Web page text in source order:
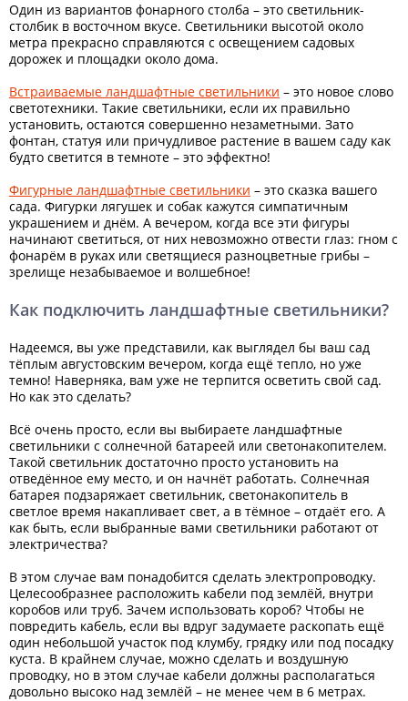
Один из вариантов фонарного столба – это светильник-
столбик в восточном вкусе. Светильники высотой около
метра прекрасно справляются с освещением садовых
дорожек и площадки около дома.
Встраиваемые ландшафтные светильники – это новое слово
светотехники. Такие светильники, если их правильно
установить, остаются совершенно незаметными. Зато
фонтан, статуя или причудливое растение в вашем саду как
будто светится в темноте – это эффектно!
Фигурные ландшафтные светильники – это сказка вашего
сада. Фигурки лягушек и собак кажутся симпатичным
украшением и днём. А вечером, когда все эти фигуры
начинают светиться, от них невозможно отвести глаз: гном с
фонарём в руках или светящиеся разноцветные грибы –
зрелище незабываемое и волшебное!
Как подключить ландшафтные светильники?
Надеемся, вы уже представили, как выглядел бы ваш сад
тёплым августовским вечером, когда ещё тепло, но уже
темно! Наверняка, вам уже не терпится осветить свой сад.
Но как это сделать?
Всё очень просто, если вы выбираете ландшафтные
светильники с солнечной батареей или светонакопителем.
Такой светильник достаточно просто установить на
отведённое ему место, и он начнёт работать. Солнечная
батарея подзаряжает светильник, светонакопитель в
светлое время накапливает свет, а в тёмное – отдаёт его. А
как быть, если выбранные вами светильники работают от
электричества?
В этом случае вам понадобится сделать электропроводку.
Целесообразнее расположить кабели под землёй, внутри
коробов или труб. Зачем использовать короб? Чтобы не
повредить кабель, если вы вдруг задумаете раскопать ещё
один небольшой участок под клумбу, грядку или под посадку
куста. В крайнем случае, можно сделать и воздушную
проводку, но в этом случае кабели должны располагаться
довольно высоко над землёй – не менее чем в 6 метрах.